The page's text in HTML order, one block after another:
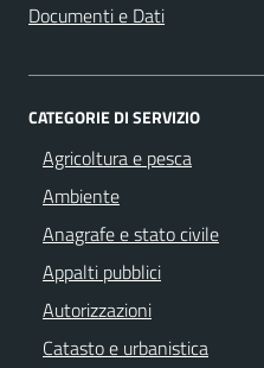
Documenti e Dati
CATEGORIE DI SERVIZIO
Agricoltura e pesca
Ambiente
Anagrafe e stato civile
Appalti pubblici
Autorizzazioni
Catasto e urbanistica